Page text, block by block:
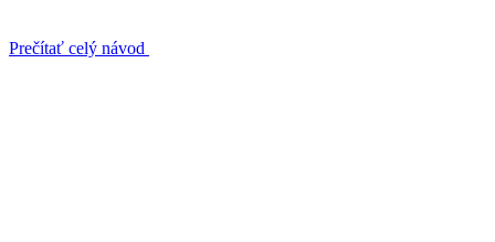
Prečítať celý návod